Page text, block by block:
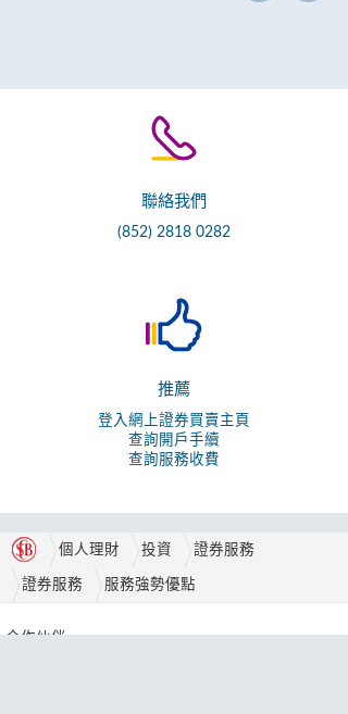
聯絡我們
(852) 2818 0282
推薦
登入網上證券買賣主頁
查詢開戶手續
查詢服務收費
個人理財 投資 證券服務
證券服務 服務強勢優點
合作伙伴